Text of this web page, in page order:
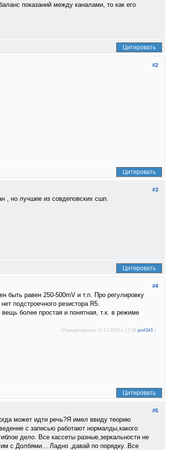
показаний между каналами, то как его
Цитировать
#2
Цитировать
#3
, но лучшее из совдеповских сшп.
Цитировать
#4
быть равен 250-500mV и т.п. Про регулировку
подстроечного резистора R5.
более простая и понятная, т.к. в режиме
(Отредактировал 27-12-2012 в 17:08 prof343.)
Цитировать
#5
может идти речь?Я имел ввиду теорию
с записью работают нормалды,какого
дело. Все кассеты разные,зеркальности не
с Долбями... Ладно ,давай по порядку..Все